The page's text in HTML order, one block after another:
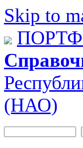
Skip to
(НАО)
Форма поиска